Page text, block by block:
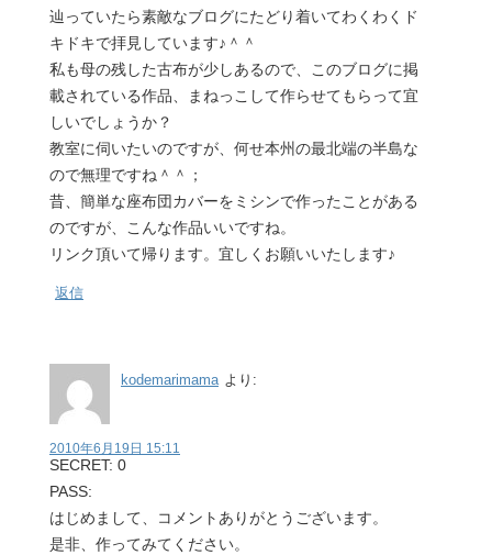
辿っていたら素敵なブログにたどり着いてわくわくド
キドキで拝見しています♪＾＾
私も母の残した古布が少しあるので、このブログに掲
載されている作品、まねっこして作らせてもらって宜
しいでしょうか？
教室に伺いたいのですが、何せ本州の最北端の半島な
ので無理ですね＾＾；
昔、簡単な座布団カバーをミシンで作ったことがある
のですが、こんな作品いいですね。
リンク頂いて帰ります。宜しくお願いいたします♪
返信
kodemarimama より:
2010年6月19日 15:11
SECRET: 0
PASS:
はじめまして、コメントありがとうございます。
是非、作ってみてください。